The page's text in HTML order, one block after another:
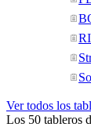
Ver todos los
Los 50 tableros